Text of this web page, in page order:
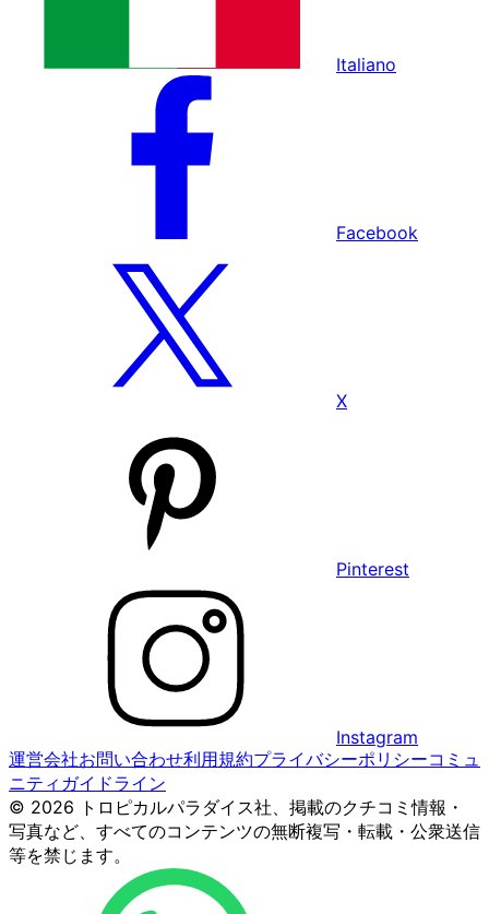
Italiano
Facebook
X
Pinterest
Instagram
運営会社お問い合わせ利用規約プライバシーポリシーコミュ
ニティガイドライン
© 2026 トロピカルパラダイス社、掲載のクチコミ情報・
写真など、すべてのコンテンツの無断複写・転載・公衆送信
等を禁じます。